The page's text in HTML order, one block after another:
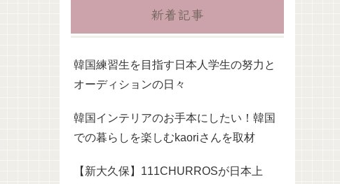
新着記事
韓国練習生を目指す日本人学生の努力と
オーディションの日々
韓国インテリアのお手本にしたい！韓国
での暮らしを楽しむkaoriさんを取材
【新大久保】111CHURROSが日本上